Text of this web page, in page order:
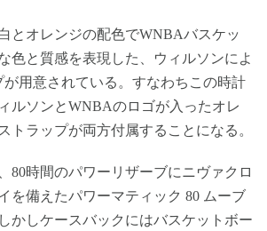
とオレンジの配色でWNBAバスケッ
色と質感を表現した、ウィルソンによ
が用意されている。すなわちこの時計
ルソンとWNBAのロゴが入ったオレ
トラップが両方付属することになる。
80時間のパワーリザーブにニヴァクロ
を備えたパワーマティック 80 ムーブ
かしケースバックにはバスケットボー